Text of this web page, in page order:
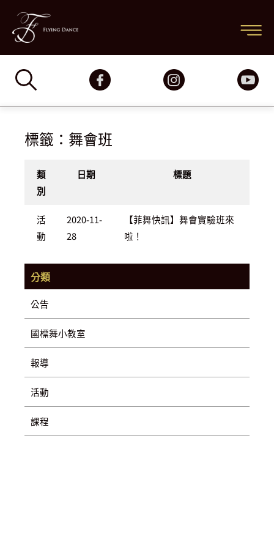
要
要
選
單
標籤：舞會班
類
別
日期 標題
活
動
2020-11-
28
【菲舞快訊】舞會實驗班來
啦！
分類
公告
國標舞小教室
報導
活動
課程